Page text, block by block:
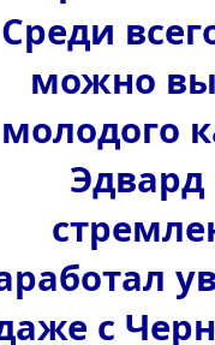
Среди
можно
молодого
с